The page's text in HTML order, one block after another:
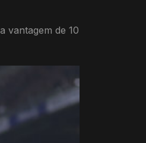
vantagem de 10